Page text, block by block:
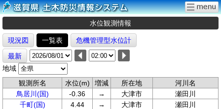
水位観測情報
現況図 一覧表
危機管理型水位計
最新
地域
観測所名
水位(m) 増減 所在地
河川名
鳥居川(国)
-0.36 → 大津市
瀬田川
千町(国)
4.44 → 大津市
瀬田川